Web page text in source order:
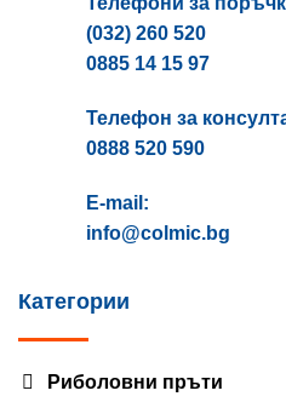
(032) 260 520
0885 14 15 97
Телефон за
0888 520 590
E-mail:
info@colmic.bg
Категории
Риболовни пръти